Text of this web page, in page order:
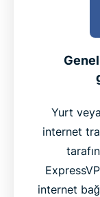
Yurt
internet
internet